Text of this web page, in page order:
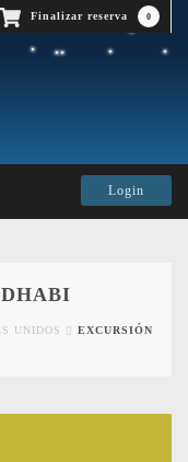
Finalizar reserva 0
UNIDOS
EXCURSIÓN